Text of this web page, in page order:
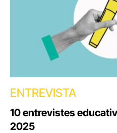
ENTREVISTA
10 entrevistes
2025